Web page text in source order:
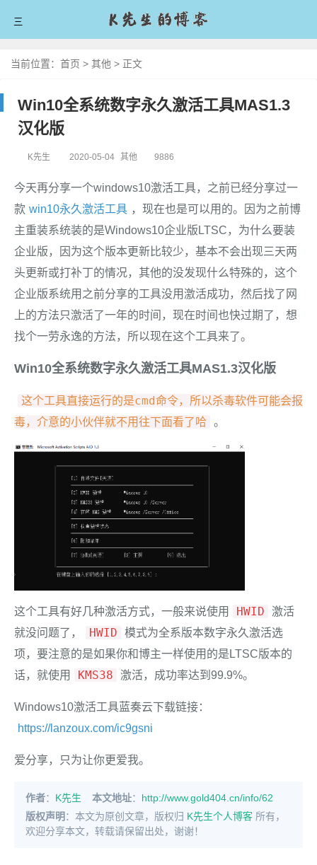
三
首页
爱分享
爱生活
爱拼搏
留言板
关于我
当前位置： 首页 > 其他 > 正文
Win10全系统数字永久激活工具MAS1.3
汉化版
K先生 2020-05-04 其他 9886
今天再分享一个windows10激活工具，之前已经分享过一
款 win10永久激活工具 ，现在也是可以用的。因为之前博
主重装系统装的是Windows10企业版LTSC，为什么要装
企业版，因为这个版本更新比较少，基本不会出现三天两
头更新或打补丁的情况，其他的没发现什么特殊的，这个
企业版系统用之前分享的工具没用激活成功，然后找了网
上的方法只激活了一年的时间，现在时间也快过期了，想
找个一劳永逸的方法，所以现在这个工具来了。
Win10全系统数字永久激活工具MAS1.3汉化版
这个工具直接运行的是cmd命令，所以杀毒软件可能会报
毒，介意的小伙伴就不用往下面看了哈 。
这个工具有好几种激活方式，一般来说使用 HWID
激活
就没问题了，
HWID
模式为全系版本数字永久激活选
项，要注意的是如果你和博主一样使用的是LTSC版本的
话，就使用
KMS38 激活，成功率达到99.9%。
Windows10激活工具蓝奏云下载链接：
https://lanzoux.com/ic9gsni
爱分享，只为让你更爱我。
作者： K先生 本文地址： http://www.gold404.cn/info/62
版权声明：本文为原创文章，版权归 K先生个人博客 所有，
欢迎分享本文，转载请保留出处，谢谢！